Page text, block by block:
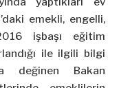
emekli, engelli,
işbaşı eğitim
ile ilgili bilgi
değinen Bakan